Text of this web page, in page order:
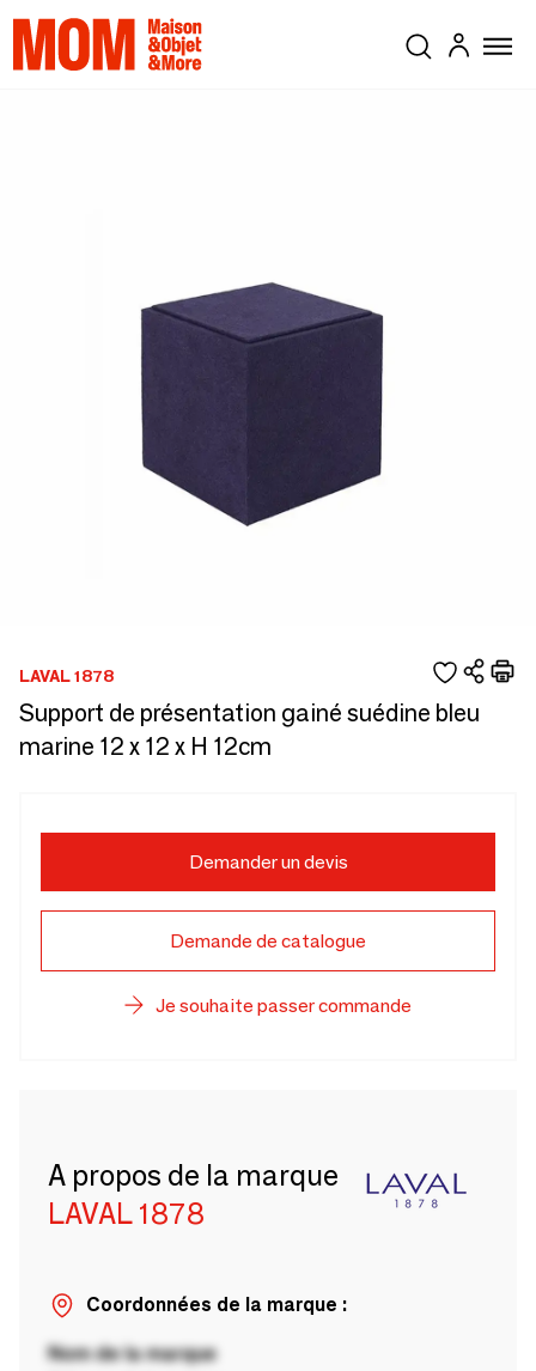
LAVAL 1878
Support de présentation gainé suédine bleu
marine 12 x 12 x H 12cm
Demander un devis
Demande de catalogue
Je souhaite passer commande
A propos de la marque
LAVAL 1878
Coordonnées de la marque :
Nom de la marque